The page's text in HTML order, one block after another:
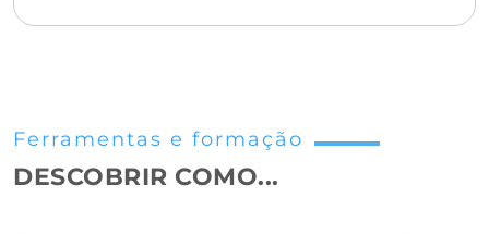
Ferramentas e formação
DESCOBRIR COMO...